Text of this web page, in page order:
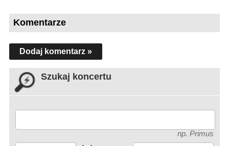
Komentarze
Dodaj komentarz »
Szukaj koncertu
np. Primus